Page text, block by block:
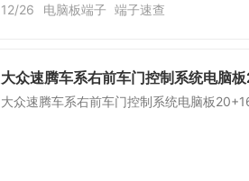
12/26 电脑板端子 端子速查
大众速腾车系右前车门控制系统电脑
大众速腾车系右前车门控制系统电脑板